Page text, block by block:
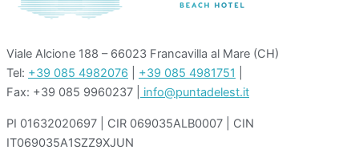
Viale Alcione 188 – 66023 Francavilla al Mare (CH)
Tel: +39 085 4982076 +39 085 4981751
Fax: +39 085 9960237 |
info@puntadelest.it
PI 01632020697 | CIR 069035ALB0007 | CIN
IT069035A1SZZ9XJUN